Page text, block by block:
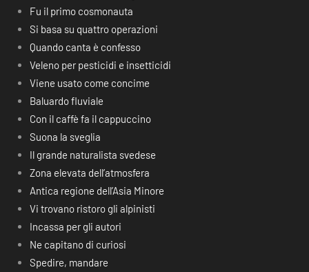
Fu il primo cosmonauta
Si basa su quattro operazioni
Quando canta è confesso
Veleno per pesticidi e insetticidi
Viene usato come concime
Baluardo fluviale
Con il caffè fa il cappuccino
Suona la sveglia
Il grande naturalista svedese
Zona elevata dell’atmosfera
Antica regione dell’Asia Minore
Vi trovano ristoro gli alpinisti
Incassa per gli autori
Ne capitano di curiosi
Spedire, mandare